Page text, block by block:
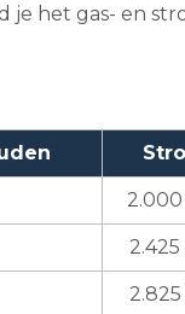
je het gas- en